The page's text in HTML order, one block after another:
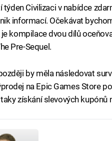
týden Civilizaci v nabídce
informací. Očekávat
kompilace dvou dílů
Pre-Sequel.
by měla následovat
na Epic Games Store
získání slevových kupónů